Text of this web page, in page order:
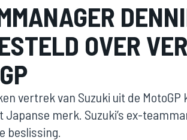
OVER
vertrek van Suzuki uit de MotoGP
merk. Suzuki’s ex-
beslissing.